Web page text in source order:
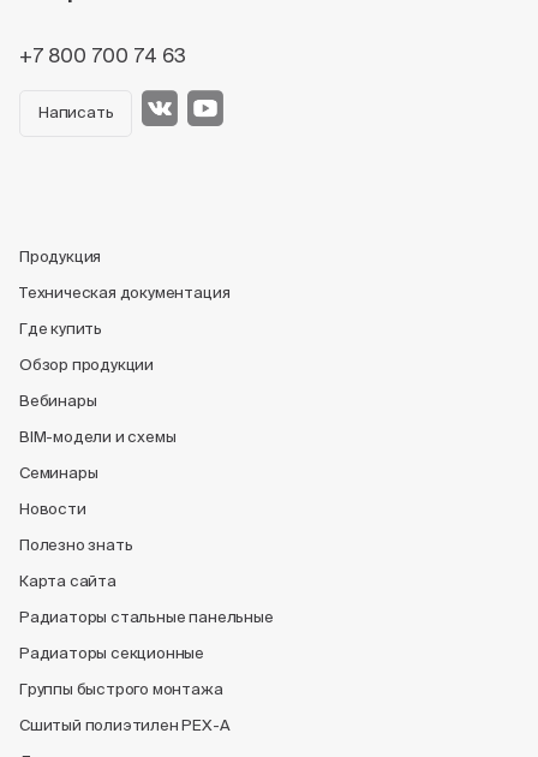
+7 800 700 74 63
Написать
Продукция
Техническая документация
Где купить
Обзор продукции
Вебинары
BIM-модели и схемы
Семинары
Новости
Полезно знать
Карта сайта
Радиаторы стальные панельные
Радиаторы секционные
Группы быстрого монтажа
Сшитый полиэтилен PEX-A